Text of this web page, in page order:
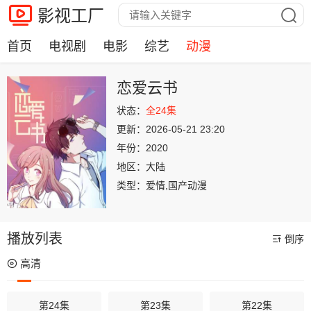
影视工厂
首页 电视剧 电影 综艺 动漫
恋爱云书
状态： 全24集
更新： 2026-05-21 23:20
年份： 2020
地区： 大陆
类型： 爱情,国产动漫
播放列表 倒序
高清
第24集 第23集 第22集